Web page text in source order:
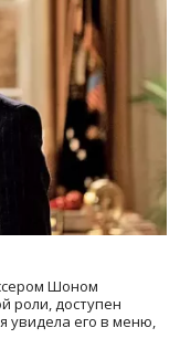
Шоном
роли, доступен
увидела его в меню,